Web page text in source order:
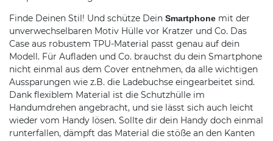
Finde Deinen Stil! Und schütze Dein Smartphone mit der
unverwechselbaren Motiv Hülle vor Kratzer und Co. Das
Case aus robustem TPU-Material passt genau auf dein
Modell. Für Aufladen und Co. brauchst du dein Smartphone
nicht einmal aus dem Cover entnehmen, da alle wichtigen
Aussparungen wie z.B. die Ladebuchse eingearbeitet sind.
Dank flexiblem Material ist die Schutzhülle im
Handumdrehen angebracht, und sie lässt sich auch leicht
wieder vom Handy lösen. Sollte dir dein Handy doch einmal
runterfallen, dämpft das Material die stöße an den Kanten